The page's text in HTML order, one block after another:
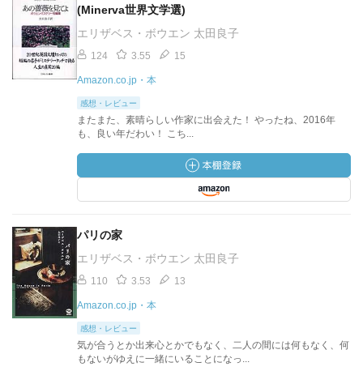
(Minerva世界文学選)
エリザベス・ボウエン 太田良子
124 3.55 15
Amazon.co.jp・本
感想・レビュー
またまた、素晴らしい作家に出会えた！ やったね、2016年
も、良い年だわい！ こち...
パリの家
エリザベス・ボウエン 太田良子
110 3.53 13
Amazon.co.jp・本
感想・レビュー
気が合うとか出来心とかでもなく、二人の間には何もなく、何
もないがゆえに一緒にいることになっ...